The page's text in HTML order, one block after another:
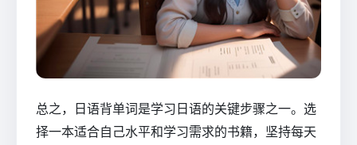
总之，日语背单词是学习日语的关键步骤之一。选
择一本适合自己水平和学习需求的书籍，坚持每天